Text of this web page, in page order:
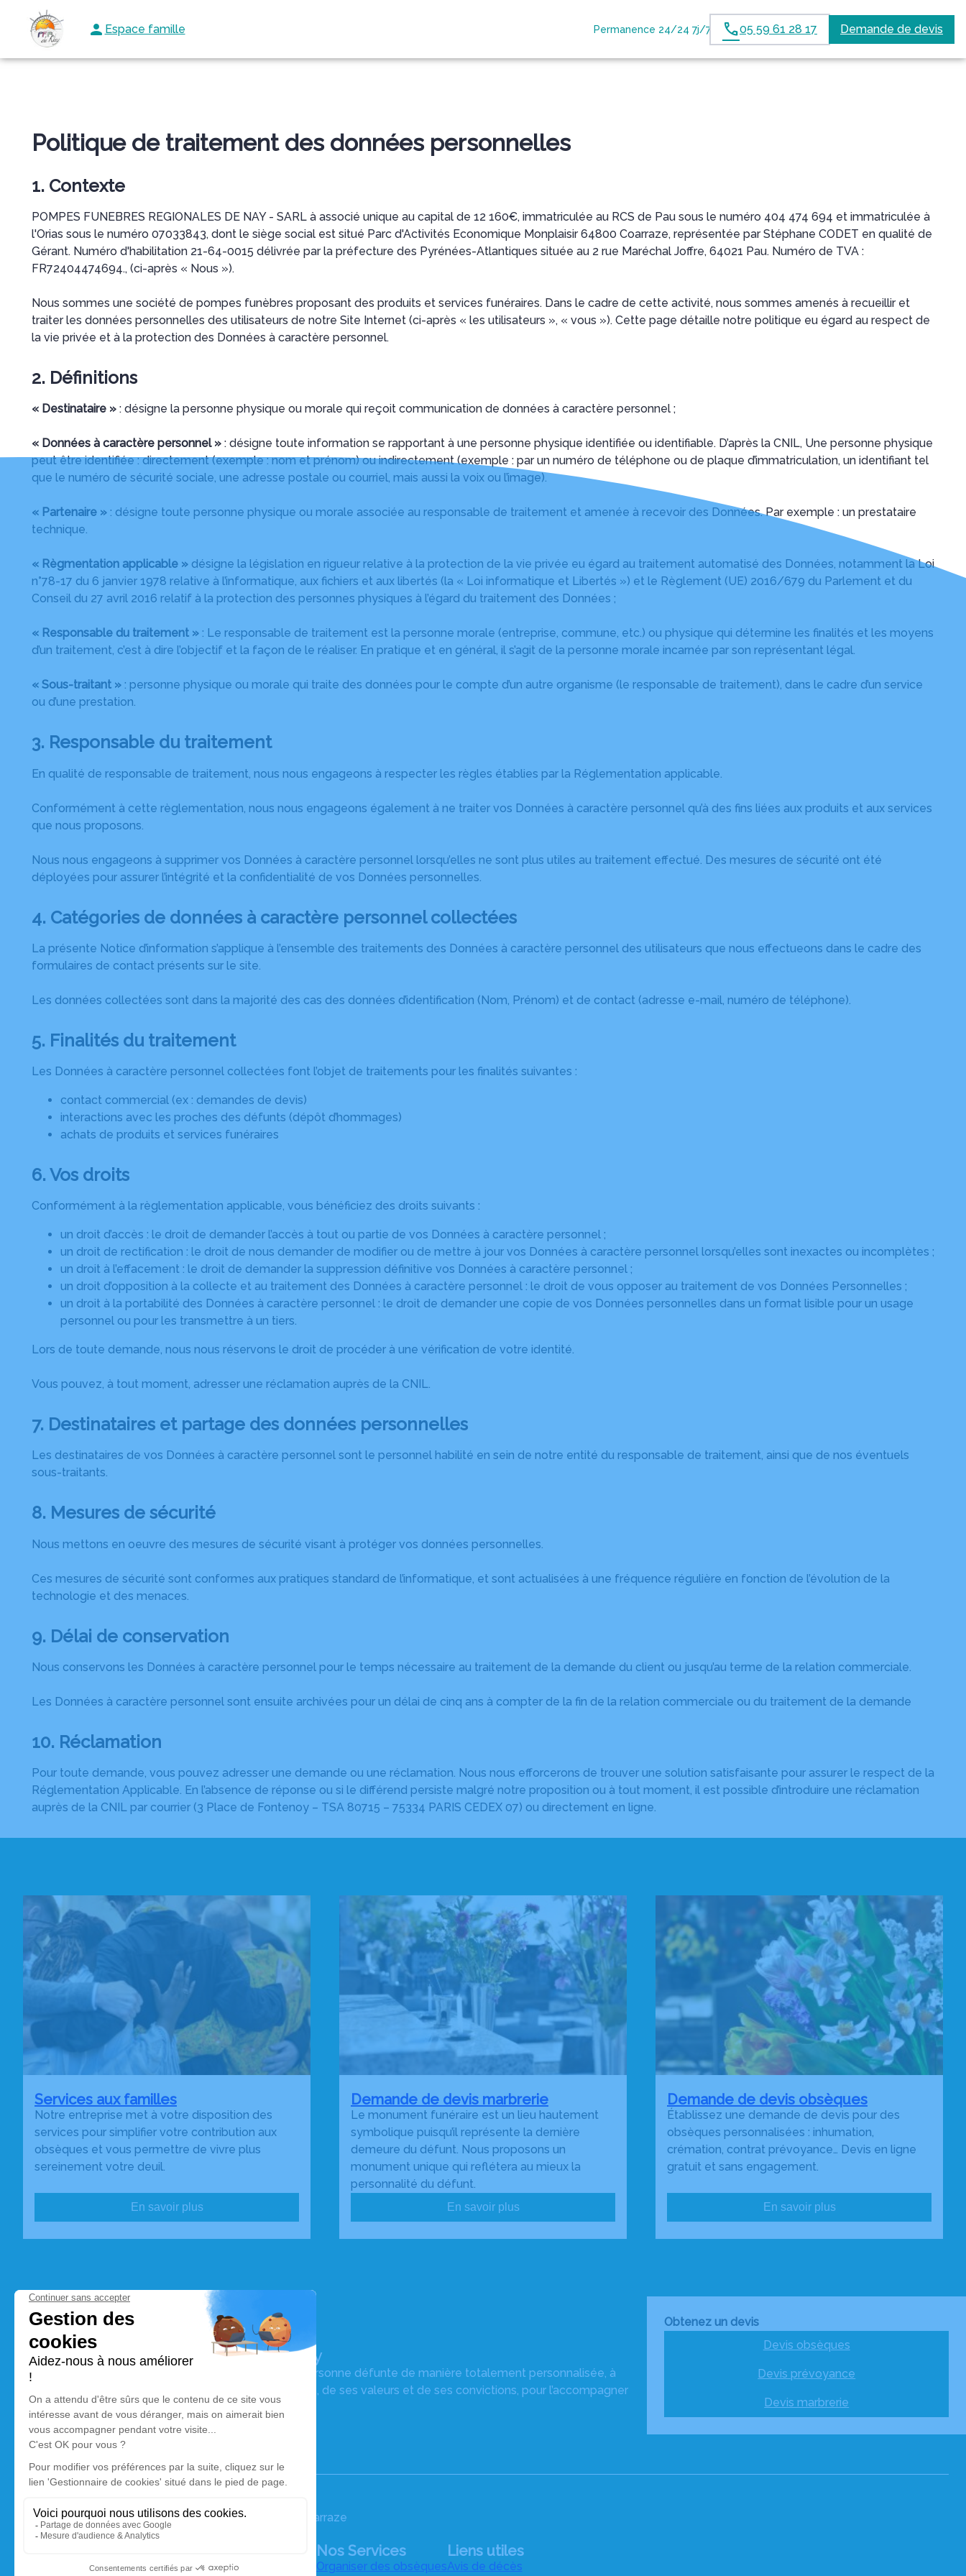
Espace famille Permanence 24/24 7j/7 05 59 61 28 17 Demande de devis
NOS SERVICES NOTRE AGENCENOTRE CHAMBRE FUNÉRAIRE BOUTIQUE EN LIGNE
Politique de traitement des données personnelles
1. Contexte
POMPES FUNEBRES REGIONALES DE NAY - SARL à associé unique au capital de 12 160€, immatriculée au RCS de Pau sous le numéro 404 474 694 et immatriculée à
l'Orias sous le numéro 07033843, dont le siège social est situé Parc d'Activités Economique Monplaisir 64800 Coarraze, représentée par Stéphane CODET en qualité de
Gérant. Numéro d'habilitation 21-64-0015 délivrée par la préfecture des Pyrénées-Atlantiques située au 2 rue Maréchal Joffre, 64021 Pau. Numéro de TVA :
FR72404474694., (ci-après « Nous »).
Nous sommes une société de pompes funèbres proposant des produits et services funéraires. Dans le cadre de cette activité, nous sommes amenés à recueillir et
traiter les données personnelles des utilisateurs de notre Site Internet (ci-après « les utilisateurs », « vous »). Cette page détaille notre politique eu égard au respect de
la vie privée et à la protection des Données à caractère personnel.
2. Définitions
« Destinataire » : désigne la personne physique ou morale qui reçoit communication de données à caractère personnel ;
« Données à caractère personnel » : désigne toute information se rapportant à une personne physique identifiée ou identifiable. D’après la CNIL, Une personne physique
peut être identifiée : directement (exemple : nom et prénom) ou indirectement (exemple : par un numéro de téléphone ou de plaque d’immatriculation, un identifiant tel
que le numéro de sécurité sociale, une adresse postale ou courriel, mais aussi la voix ou l’image).
« Partenaire » : désigne toute personne physique ou morale associée au responsable de traitement et amenée à recevoir des Données. Par exemple : un prestataire
technique.
« Règmentation applicable » désigne la législation en rigueur relative à la protection de la vie privée eu égard au traitement automatisé des Données, notamment la Loi
n°78-17 du 6 janvier 1978 relative à l’informatique, aux fichiers et aux libertés (la « Loi informatique et Libertés ») et le Règlement (UE) 2016/679 du Parlement et du
Conseil du 27 avril 2016 relatif à la protection des personnes physiques à l’égard du traitement des Données ;
« Responsable du traitement » : Le responsable de traitement est la personne morale (entreprise, commune, etc.) ou physique qui détermine les finalités et les moyens
d’un traitement, c’est à dire l’objectif et la façon de le réaliser. En pratique et en général, il s’agit de la personne morale incarnée par son représentant légal.
« Sous-traitant » : personne physique ou morale qui traite des données pour le compte d’un autre organisme (le responsable de traitement), dans le cadre d’un service
ou d’une prestation.
3. Responsable du traitement
En qualité de responsable de traitement, nous nous engageons à respecter les règles établies par la Réglementation applicable.
Conformément à cette règlementation, nous nous engageons également à ne traiter vos Données à caractère personnel qu’à des fins liées aux produits et aux services
que nous proposons.
Nous nous engageons à supprimer vos Données à caractère personnel lorsqu’elles ne sont plus utiles au traitement effectué. Des mesures de sécurité ont été
déployées pour assurer l’intégrité et la confidentialité de vos Données personnelles.
4. Catégories de données à caractère personnel collectées
La présente Notice d’information s’applique à l’ensemble des traitements des Données à caractère personnel des utilisateurs que nous effectueons dans le cadre des
formulaires de contact présents sur le site.
Les données collectées sont dans la majorité des cas des données d’identification (Nom, Prénom) et de contact (adresse e-mail, numéro de téléphone).
5. Finalités du traitement
Les Données à caractère personnel collectées font l’objet de traitements pour les finalités suivantes :
contact commercial (ex : demandes de devis)
interactions avec les proches des défunts (dépôt d’hommages)
achats de produits et services funéraires
6. Vos droits
Conformément à la règlementation applicable, vous bénéficiez des droits suivants :
un droit d’accès : le droit de demander l’accès à tout ou partie de vos Données à caractère personnel ;
un droit de rectification : le droit de nous demander de modifier ou de mettre à jour vos Données à caractère personnel lorsqu’elles sont inexactes ou incomplètes ;
un droit à l’effacement : le droit de demander la suppression définitive vos Données à caractère personnel ;
un droit d’opposition à la collecte et au traitement des Données à caractère personnel : le droit de vous opposer au traitement de vos Données Personnelles ;
un droit à la portabilité des Données à caractère personnel : le droit de demander une copie de vos Données personnelles dans un format lisible pour un usage
personnel ou pour les transmettre à un tiers.
Lors de toute demande, nous nous réservons le droit de procéder à une vérification de votre identité.
Vous pouvez, à tout moment, adresser une réclamation auprès de la CNIL.
7. Destinataires et partage des données personnelles
Les destinataires de vos Données à caractère personnel sont le personnel habilité en sein de notre entité du responsable de traitement, ainsi que de nos éventuels
sous-traitants.
8. Mesures de sécurité
Nous mettons en oeuvre des mesures de sécurité visant à protéger vos données personnelles.
Ces mesures de sécurité sont conformes aux pratiques standard de l’informatique, et sont actualisées à une fréquence régulière en fonction de l’évolution de la
technologie et des menaces.
9. Délai de conservation
Nous conservons les Données à caractère personnel pour le temps nécessaire au traitement de la demande du client ou jusqu’au terme de la relation commerciale.
Les Données à caractère personnel sont ensuite archivées pour un délai de cinq ans à compter de la fin de la relation commerciale ou du traitement de la demande
10. Réclamation
Pour toute demande, vous pouvez adresser une demande ou une réclamation. Nous nous efforcerons de trouver une solution satisfaisante pour assurer le respect de la
Réglementation Applicable. En l’absence de réponse ou si le différend persiste malgré notre proposition ou à tout moment, il est possible d’introduire une réclamation
auprès de la CNIL par courrier (3 Place de Fontenoy – TSA 80715 – 75334 PARIS CEDEX 07) ou directement en ligne.
Services aux familles
Notre entreprise met à votre disposition des
services pour simplifier votre contribution aux
obsèques et vous permettre de vivre plus
sereinement votre deuil.
En savoir plus
Demande de devis marbrerie
Le monument funéraire est un lieu hautement
symbolique puisqu’il représente la dernière
demeure du défunt. Nous proposons un
monument unique qui reflétera au mieux la
personnalité du défunt.
En savoir plus
Demande de devis obsèques
Établissez une demande de devis pour des
obsèques personnalisées : inhumation,
crémation, contrat prévoyance… Devis en ligne
gratuit et sans engagement.
En savoir plus
Pompes Funèbres Régionales de Nay
Nos équipes vous aident à honorer la mémoire de la personne défunte de manière totalement personnalisée, à
perpétuer son souvenir dans le respect de ses volontés, de ses valeurs et de ses convictions, pour l’accompagner
avec dignité dans son dernier voyage.
Obtenez un devis
Devis obsèques
Devis prévoyance
Devis marbrerie
Notre agence
Pompes Funèbres Régionales de Nay
05 59 61 28 17
390 Rue du commerce PAE Monplaisir - 64800 - Coarraze
4.9/5 - 173 avis
Nos Services
Organiser des obsèques
Liens utiles
Avis de décès